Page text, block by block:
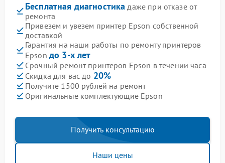
Бесплатная диагностика даже при отказе от
ремонта
Привезем и увезем принтер Epson собственной
доставкой
Гарантия на наши работы по ремонту принтеров
Epson до 3-х лет
Срочный ремонт принтеров Epson в течении часа
Скидка для вас до 20%
Получите 1500 рублей на ремонт
Оригинальные комплектующие Epson
Получить консультацию
Наши цены